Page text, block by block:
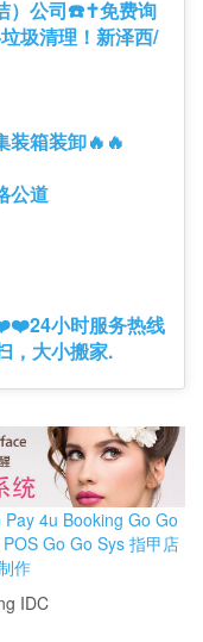
）公司☎️✝️免费询
圾清理！新泽西/
装箱装卸🔥🔥
公道
小时服务热线
，大小搬家.
Pay4u Booking Go Go
Go Go Sys 指甲店
作
IDC